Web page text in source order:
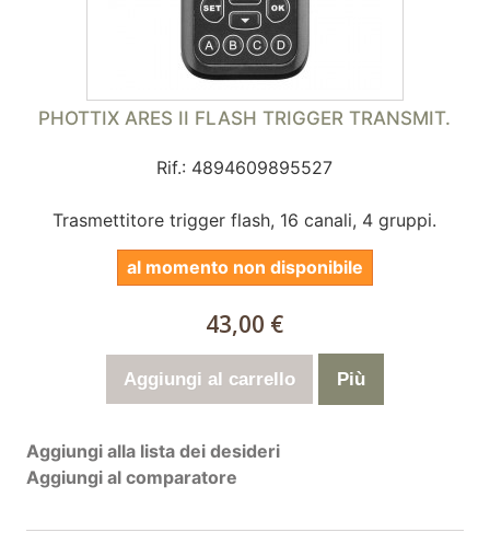
PHOTTIX ARES II FLASH TRIGGER TRANSMIT.
Rif.: 4894609895527
Trasmettitore trigger flash, 16 canali, 4 gruppi.
al momento non disponibile
43,00 €
Aggiungi al carrello Più
Aggiungi alla lista dei desideri
Aggiungi al comparatore